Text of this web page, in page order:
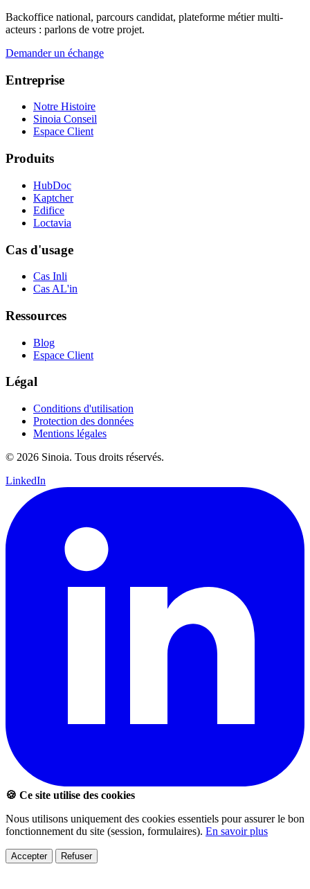
Backoffice national, parcours candidat, plateforme métier multi-
acteurs : parlons de votre projet.
Demander un échange
Entreprise
Notre Histoire
Sinoia Conseil
Espace Client
Produits
HubDoc
Kaptcher
Edifice
Loctavia
Cas d'usage
Cas Inli
Cas AL'in
Ressources
Blog
Espace Client
Légal
Conditions d'utilisation
Protection des données
Mentions légales
© 2026 Sinoia. Tous droits réservés.
LinkedIn
🍪 Ce site utilise des cookies
Nous utilisons uniquement des cookies essentiels pour assurer le bon
fonctionnement du site (session, formulaires). En savoir plus
Accepter Refuser